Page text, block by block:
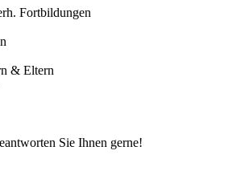
Fortbildungen
& Eltern
Sie Ihnen gerne!